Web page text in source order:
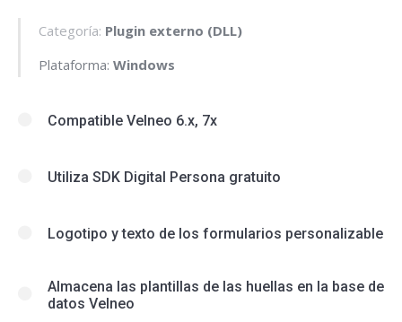
Categoría: Plugin externo (DLL)
Plataforma: Windows
Compatible Velneo 6.x, 7x
Utiliza SDK Digital Persona gratuito
Logotipo y texto de los formularios personalizable
Almacena las plantillas de las huellas en la base de
datos Velneo